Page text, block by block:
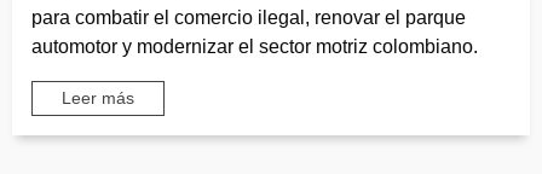
para combatir el comercio ilegal, renovar el parque
automotor y modernizar el sector motriz colombiano.
Leer más